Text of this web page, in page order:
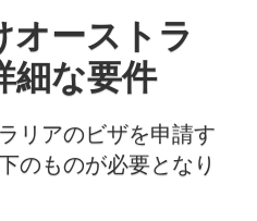
オーストラ
細な要件
リアのビザを申請す
のものが必要となり